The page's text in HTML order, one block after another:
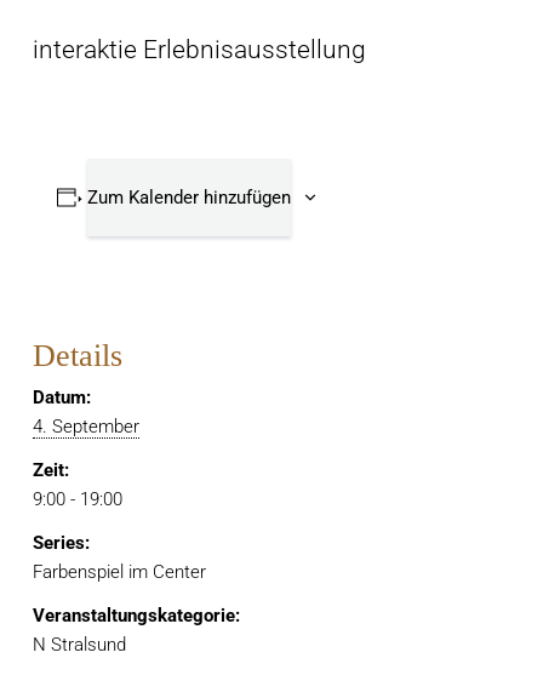
interaktie Erlebnisausstellung
Zum Kalender hinzufügen
Details
Datum:
4. September
Zeit:
9:00 - 19:00
Series:
Farbenspiel im Center
Veranstaltungskategorie:
N Stralsund